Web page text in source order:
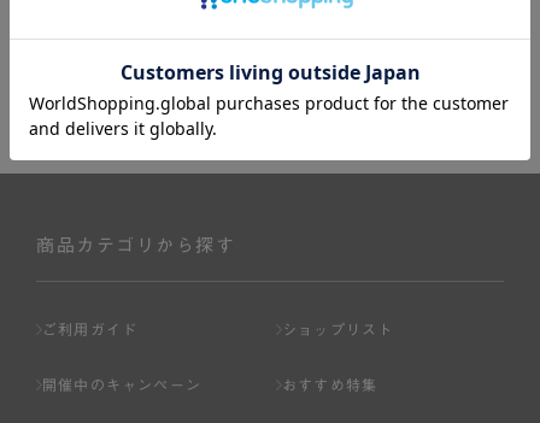
商品カテゴリから探す
ご利用ガイド ショップリスト
開催中のキャンペーン おすすめ特集